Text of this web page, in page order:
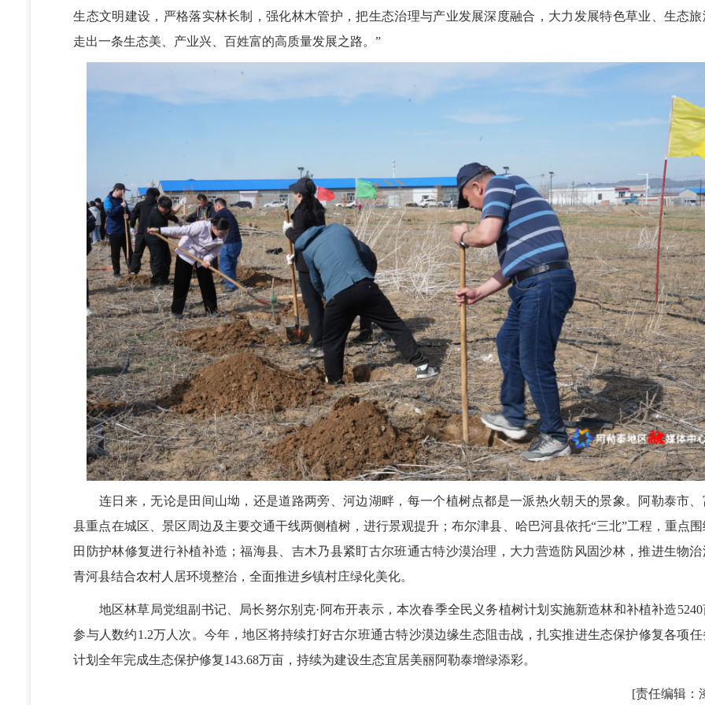
生态文明建设，严格落实林长制，强化林木管护，把生态治理与产业发展深度融合，大力发展特色草业、生态旅
走出一条生态美、产业兴、百姓富的高质量发展之路。”
连日来，无论是田间山坳，还是道路两旁、河边湖畔，每一个植树点都是一派热火朝天的景象。阿勒泰市、
县重点在城区、景区周边及主要交通干线两侧植树，进行景观提升；布尔津县、哈巴河县依托“三北”工程，重点
田防护林修复进行补植补造；福海县、吉木乃县紧盯古尔班通古特沙漠治理，大力营造防风固沙林，推进生物治
青河县结合农村人居环境整治，全面推进乡镇村庄绿化美化。
地区林草局党组副书记、局长努尔别克·阿布开表示，本次春季全民义务植树计划实施新造林和补植补造5240
参与人数约1.2万人次。今年，地区将持续打好古尔班通古特沙漠边缘生态阻击战，扎实推进生态保护修复各项任
计划全年完成生态保护修复143.68万亩，持续为建设生态宜居美丽阿勒泰增绿添彩。
[责任编辑：